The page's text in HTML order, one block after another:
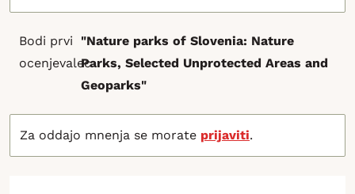
Bodi prvi
ocenjevalec
"Nature parks of Slovenia: Nature
Parks, Selected Unprotected Areas and
Geoparks"
Za oddajo mnenja se morate prijaviti.